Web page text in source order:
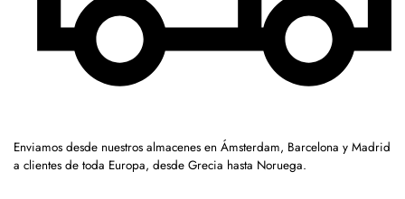
Enviamos desde nuestros almacenes en Ámsterdam, Barcelona y Madrid
a clientes de toda Europa, desde Grecia hasta Noruega.